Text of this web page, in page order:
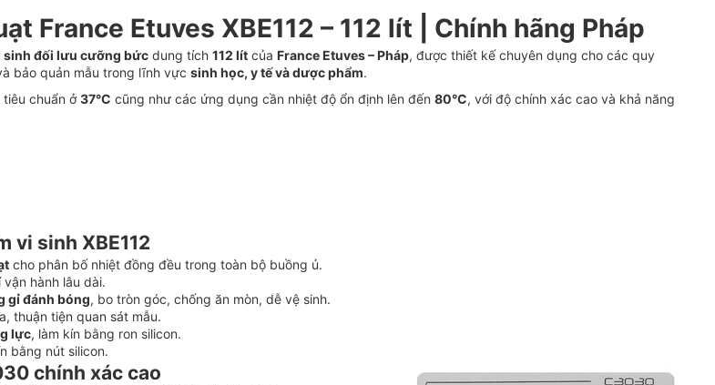
France Etuves XBE112 – 112 lít | Chính hãng Pháp
sinh đối lưu cưỡng bức dung tích 112 lít của France Etuves – Pháp, được thiết kế chuyên dụng cho các quy
bảo quản mẫu trong lĩnh vực sinh học, y tế và dược phẩm.
chuẩn ở37°C cũng như các ứng dụng cần nhiệt độ ổn định lên đến 80°C, với độ chính xác cao và khả năng
vi sinh XBE112
cho phân bố nhiệt đồng đều trong toàn bộ buồng ủ.
hành lâu dài.
gỉ đánh bóng, bo tròn góc, chống ăn mòn, dễ vệ sinh.
thuận tiện quan sát mẫu.
lực, làm kín bằng ron silicon.
bằng nút silicon.
chính xác cao